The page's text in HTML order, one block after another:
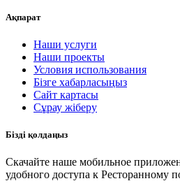
Ақпарат
Наши услуги
Наши проекты
Условия использования
Бізге хабарласыңыз
Сайт картасы
Сұрау жіберу
Бізді қолдаңыз
Скачайте наше мобильное
удобного доступа к Ресторанному